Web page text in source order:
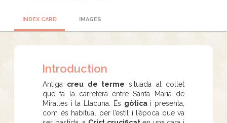
INDEX CARD IMAGES
Introduction
Antiga creu de terme situada al collet
que fa la carretera entre Santa Maria de
Miralles i la Llacuna. És gòticai presenta,
com és habitual per l’estil i l’època que va